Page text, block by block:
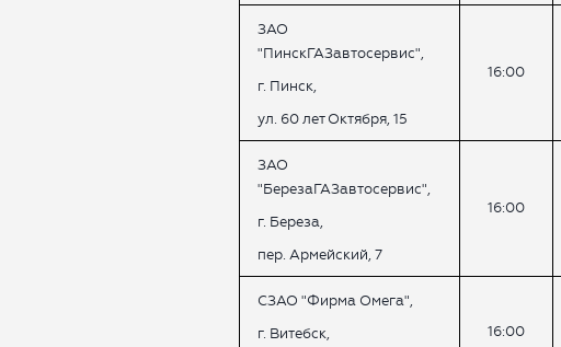
ЗАО
"ПинскГАЗавтосервис",
г. Пинск,
ул. 60 лет Октября, 15
16:00
ЗАО
"БерезаГАЗавтосервис",
г. Береза,
пер. Армейский, 7
16:00
СЗАО "Фирма Омега",
г. Витебск,
16:00